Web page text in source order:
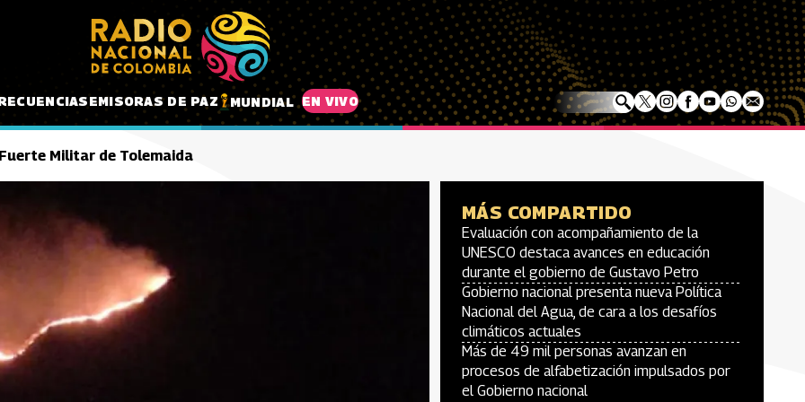
EMISORAS DE PAZ MUNDIAL EN VIVO
Militar de Tolemaida
MÁS COMPARTIDO
Evaluación con acompañamiento de la
UNESCO destaca avances en educación
durante el gobierno de Gustavo Petro
Gobierno nacional presenta nueva Política
Nacional del Agua, de cara a los desafíos
climáticos actuales
Más de 49 mil personas avanzan en
procesos de alfabetización impulsados por
el Gobierno nacional